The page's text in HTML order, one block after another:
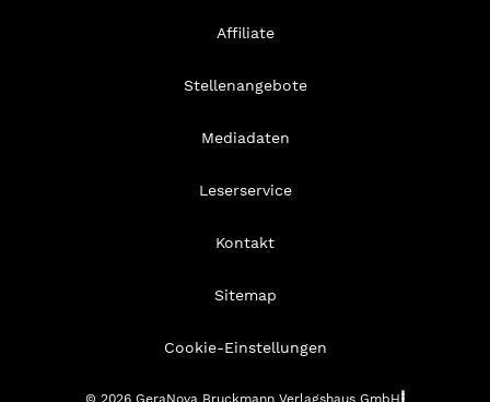
Affiliate
Stellenangebote
Mediadaten
Leserservice
Kontakt
Sitemap
Cookie-Einstellungen
© 2026 GeraNova Bruckmann Verlagshaus GmbH